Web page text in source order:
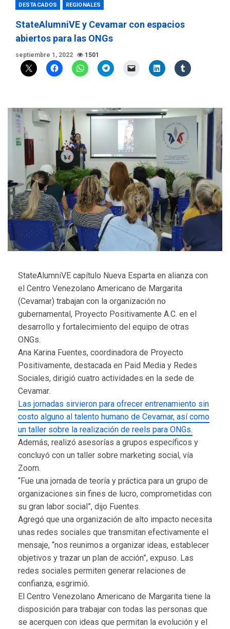
DESTACADOS REGIONALES
StateAlumniVE y Cevamar con espacios
abiertos para las ONGs
septiembre 1, 2022 1501
StateAlumniVE capítulo Nueva Esparta en alianza con
el Centro Venezolano Americano de Margarita
(Cevamar) trabajan con la organización no
gubernamental, Proyecto Positivamente A.C. en el
desarrollo y fortalecimiento del equipo de otras
ONGs.
Ana Karina Fuentes, coordinadora de Proyecto
Positivamente, destacada en Paid Media y Redes
Sociales, dirigió cuatro actividades en la sede de
Cevamar.
Las jornadas sirvieron para ofrecer entrenamiento sin
costo alguno al talento humano de Cevamar, así como
un taller sobre la realización de reels para ONGs.
Además, realizó asesorías a grupos específicos y
concluyó con un taller sobre marketing social, vía
Zoom.
“Fue una jornada de teoría y práctica para un grupo de
organizaciones sin fines de lucro, comprometidas con
su gran labor social”, dijo Fuentes.
Agregó que una organización de alto impacto necesita
unas redes sociales que transmitan efectivamente el
mensaje, “nos reunimos a organizar ideas, establecer
objetivos y trazar un plan de acción”, expuso. Las
redes sociales permiten generar relaciones de
confianza, esgrimió.
El Centro Venezolano Americano de Margarita tiene la
disposición para trabajar con todas las personas que
se acerquen con ideas que permitan la evolución y el